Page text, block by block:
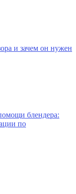
и зачем он нужен
блендера:
по